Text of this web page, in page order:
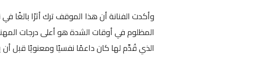
وأكدت الفنانة أن هذا الموقف ترك أثرًا بالغًا
المظلوم في أوقات الشدة هو أعلى درجات
الذي قُدِّم لها كان داعمًا نفسيًا ومعنويًا قبل أن